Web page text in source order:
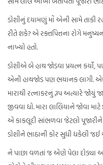
ડોશીનું દયામણું મોં એની સામે તાકી
રીતે શકે? એ રક્તપિત્તના રોગે
નાખ્યો હતો.
ડોશીએ બે હાથ જોડવા પ્રયત્ન
એની હાથજોડ પણ ભયાનક લાગી. એણે
મારાથી રત્નાકરનું રૂપ અત્યારે
જીવવા દ્યો. મારા લાલિયાને જોવા માટે
એ કાકલૂદી સાંભળવા જેટલો
ડોશીને ભાઠાની કોર સુધી ધકેલી જઈ
ને પાછા વળતાં જ એણે પેલા દોડ્યા